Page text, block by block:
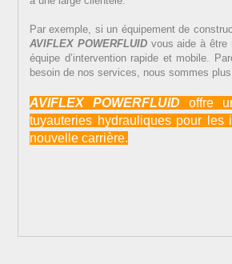
Par exemple, si un équipement de
AVIFLEX POWERFLUIDvous aide à être
équipe d’intervention rapide et mobile.
besoin de nos services, nous sommes
AVIFLEX POWERFLUID offre
tuyauteries hydrauliques pour les
nouvelle carrière.